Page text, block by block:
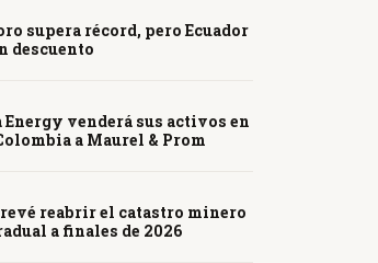
supera récord, pero Ecuador
descuento
Energy venderá sus activos en
a Maurel & Prom
reabrir el catastro minero
a finales de 2026